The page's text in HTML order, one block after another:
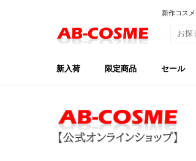
新作コス
新入荷 限定商品 セール